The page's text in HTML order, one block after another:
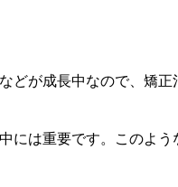
が成長中なので、矯
は重要です。このよ